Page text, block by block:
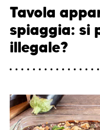
Tavola
spiaggia: si
illegale?